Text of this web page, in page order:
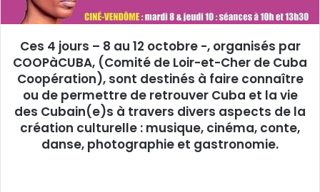
r
Ces 4 jours – 8 au 12 octobre -, organisés par
COOPàCUBA, (Comité de Loir-et-Cher de Cuba
Coopération), sont destinés à faire connaître
ou de permettre de retrouver Cuba et la vie
des Cubain(e)s à travers divers aspects de la
création culturelle : musique, cinéma, conte,
danse, photographie et gastronomie.